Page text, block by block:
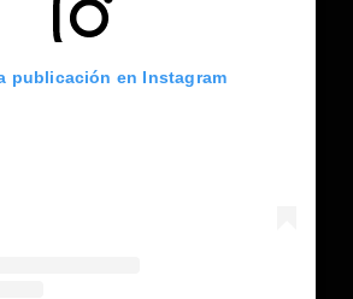
publicación en Instagram